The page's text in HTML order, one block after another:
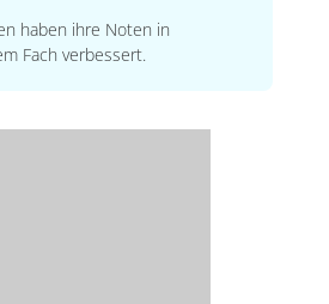
haben ihre Noten in
Fach verbessert.